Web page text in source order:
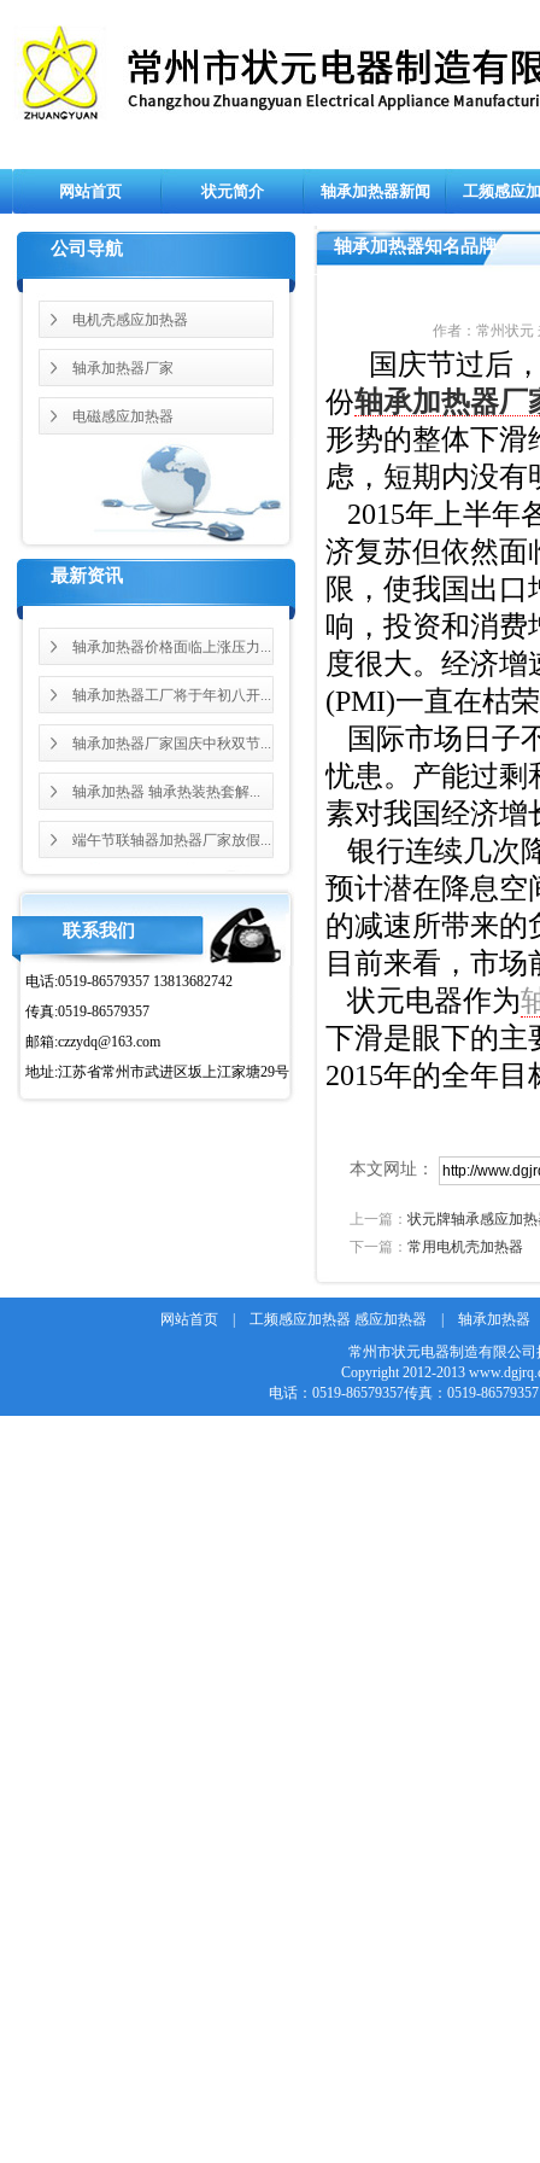
网站首页 状元简介 轴承加热器新闻 工频感应
公司导航
电机壳感应加热器
轴承加热器厂家
电磁感应加热器
最新资讯
轴承加热器价格面临上涨压力...
轴承加热器工厂将于年初八开...
轴承加热器厂家国庆中秋双节...
轴承加热器 轴承热装热套解...
端午节联轴器加热器厂家放假...
联系我们
电话:0519-86579357 13813682742
传真:0519-86579357
邮箱:czzydq@163.com
地址:江苏省常州市武进区坂上江家塘29号
轴承加热器知名品牌
作者：常州状元
国庆节过后
份轴承加热器厂
形势的整体下滑
虑，短期内没有
2015年上半年
济复苏但依然面
限，使我国出
响，投资和消费
度很大。经济
(PMI)一直在枯
国际市场日子
忧患。 产能过剩
素对我国经济增
银行连续几次
预计潜在降息空
的减速所带来的
目前来看，市
状元电器作为
下滑是眼下的主
2015年的全年
本文网址：
上一篇： 状元牌轴承感应加
下一篇： 常用电机壳加热器
网站首页 工频感应加热器 感应加热器 轴承加热器
常州市状元电器制造有限公司
Copyright 2012-2013
电话：0519-86579357传真：0519-